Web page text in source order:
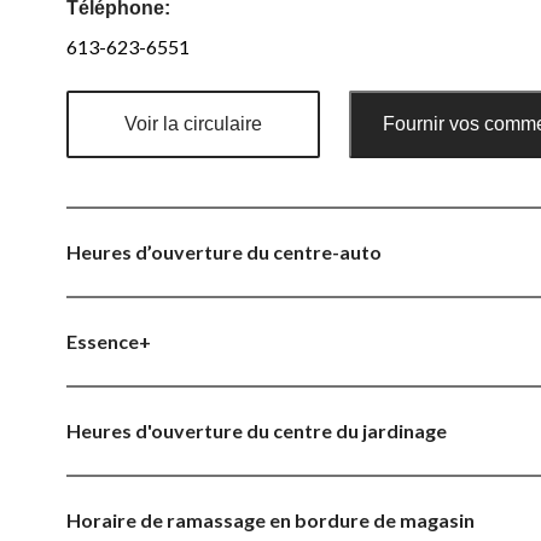
Téléphone:
613-623-6551
Voir la circulaire Fournir vos
Heures d’ouverture du centre-auto
Essence+
Heures d'ouverture du centre du jardinage
Horaire de ramassage en bordure de magasin